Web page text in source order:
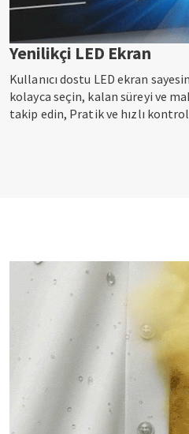
Yenilikçi LED Ekran
Kullanıcı dostu LED ekran
kolayca seçin, kalan süreyi ve
takip edin, Pratik ve hızlı kontrol